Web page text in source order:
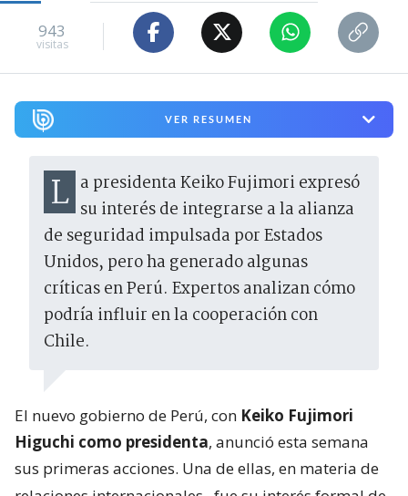
943
visitas
VER RESUMEN
La presidenta Keiko Fujimori expresó su interés de integrarse a la alianza
de seguridad impulsada por Estados
Unidos, pero ha generado algunas
críticas en Perú. Expertos analizan cómo
podría influir en la cooperación con
Chile.
El nuevo gobierno de Perú, con Keiko Fujimori
Higuchi como presidenta, anunció esta semana
sus primeras acciones. Una de ellas, en materia de